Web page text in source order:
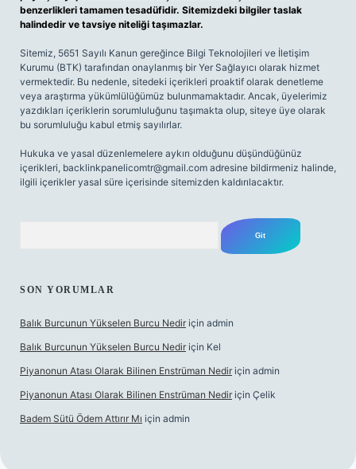
benzerlikleri tamamen tesadüfidir. Sitemizdeki bilgiler taslak
halindedir ve tavsiye niteliği taşımazlar.
Sitemiz, 5651 Sayılı Kanun gereğince Bilgi Teknolojileri ve İletişim
Kurumu (BTK) tarafından onaylanmış bir Yer Sağlayıcı olarak hizmet
vermektedir. Bu nedenle, sitedeki içerikleri proaktif olarak denetleme
veya araştırma yükümlülüğümüz bulunmamaktadır. Ancak, üyelerimiz
yazdıkları içeriklerin sorumluluğunu taşımakta olup, siteye üye olarak
bu sorumluluğu kabul etmiş sayılırlar.
Hukuka ve yasal düzenlemelere aykırı olduğunu düşündüğünüz
içerikleri, backlinkpanelicomtr@gmail.com adresine bildirmeniz halinde,
ilgili içerikler yasal süre içerisinde sitemizden kaldırılacaktır.
SON YORUMLAR
Balık Burcunun Yükselen Burcu Nedir için admin
Balık Burcunun Yükselen Burcu Nedir için Kel
Piyanonun Atası Olarak Bilinen Enstrüman Nedir için admin
Piyanonun Atası Olarak Bilinen Enstrüman Nedir için Çelik
Badem Sütü Ödem Attırır Mı için admin